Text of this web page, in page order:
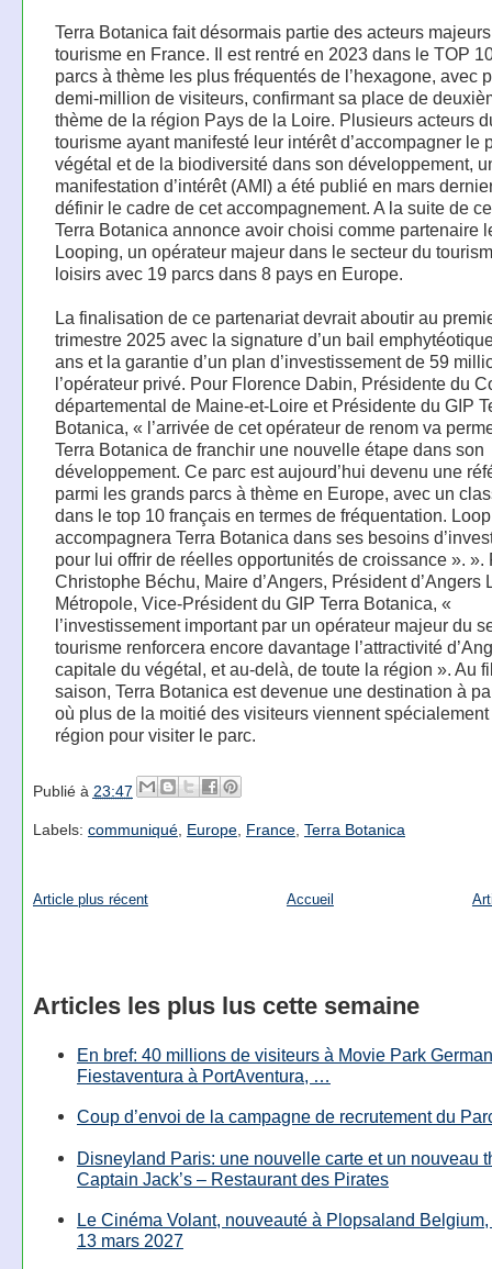
Terra Botanica fait désormais partie des acteurs
tourisme en France. Il est rentré en 2023 dans le TOP
parcs à thème les plus fréquentés de l’hexagone, avec
demi-million de visiteurs, confirmant sa place de
thème de la région Pays de la Loire. Plusieurs acteurs
tourisme ayant manifesté leur intérêt d’accompagner le
végétal et de la biodiversité dans son développement,
manifestation d’intérêt (AMI) a été publié en mars
définir le cadre de cet accompagnement. A la suite de
Terra Botanica annonce avoir choisi comme partenaire
Looping, un opérateur majeur dans le secteur du
loisirs avec 19 parcs dans 8 pays en Europe.
La finalisation de ce partenariat devrait aboutir au
trimestre 2025 avec la signature d’un bail
ans et la garantie d’un plan d’investissement de 59
l’opérateur privé. Pour Florence Dabin, Présidente du
départemental de Maine-et-Loire et Présidente du GIP
Botanica, « l’arrivée de cet opérateur de renom va
Terra Botanica de franchir une nouvelle étape dans son
développement. Ce parc est aujourd’hui devenu une
parmi les grands parcs à thème en Europe, avec un
dans le top 10 français en termes de fréquentation.
accompagnera Terra Botanica dans ses besoins
pour lui offrir de réelles opportunités de croissance ». ».
Christophe Béchu, Maire d’Angers, Président d’Angers
Métropole, Vice-Président du GIP Terra Botanica, «
l’investissement important par un opérateur majeur du
tourisme renforcera encore davantage l’attractivité
capitale du végétal, et au-delà, de toute la région ». Au
saison, Terra Botanica est devenue une destination à
où plus de la moitié des visiteurs viennent
région pour visiter le parc.
Publié à 23:47
Labels: communiqué, Europe, France, Terra Botanica
Article plus récent Accueil
Articles les plus lus cette semaine
En bref: 40 millions de visiteurs à Movie Park
Fiestaventura à PortAventura, …
Coup d’envoi de la campagne de recrutement du
Disneyland Paris: une nouvelle carte et un nouveau
Captain Jack’s – Restaurant des Pirates
Le Cinéma Volant, nouveauté à Plopsaland
13 mars 2027